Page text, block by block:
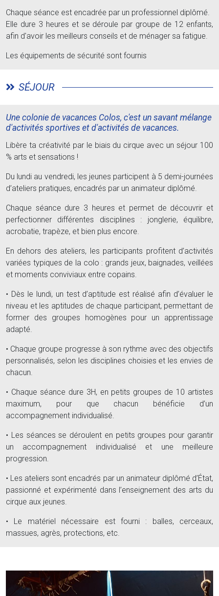
Chaque séance est encadrée par un professionnel diplômé.
Elle dure 3 heures et se déroule par groupe de 12 enfants,
afin d'avoir les meilleurs conseils et de ménager sa fatigue.
Les équipements de sécurité sont fournis
SÉJOUR
Une colonie de vacances Colos, c'est un savant mélange
d'activités sportives et d'activités de vacances.
Libère ta créativité par le biais du cirque avec un séjour 100
% arts et sensations !
Du lundi au vendredi, les jeunes participent à 5 demi-journées
d’ateliers pratiques, encadrés par un animateur diplômé.
Chaque séance dure 3 heures et permet de découvrir et
perfectionner différentes disciplines : jonglerie, équilibre,
acrobatie, trapèze, et bien plus encore.
En dehors des ateliers, les participants profitent d’activités
variées typiques de la colo : grands jeux, baignades, veillées
et moments conviviaux entre copains.
• Dès le lundi, un test d’aptitude est réalisé afin d’évaluer le
niveau et les aptitudes de chaque participant, permettant de
former des groupes homogènes pour un apprentissage
adapté.
• Chaque groupe progresse à son rythme avec des objectifs
personnalisés, selon les disciplines choisies et les envies de
chacun.
• Chaque séance dure 3H, en petits groupes de 10 artistes
maximum, pour que chacun bénéficie d’un
accompagnement individualisé.
• Les séances se déroulent en petits groupes pour garantir
un accompagnement individualisé et une meilleure
progression.
• Les ateliers sont encadrés par un animateur diplômé d’État,
passionné et expérimenté dans l’enseignement des arts du
cirque aux jeunes.
• Le matériel nécessaire est fourni : balles, cerceaux,
massues, agrès, protections, etc.